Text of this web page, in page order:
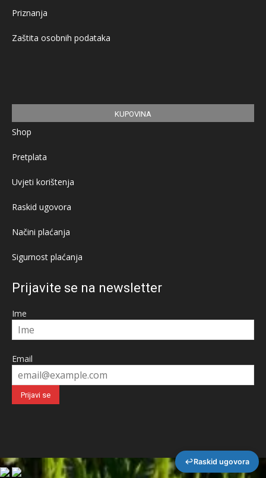
Priznanja
Zaštita osobnih podataka
KUPOVINA
Shop
Pretplata
Uvjeti korištenja
Raskid ugovora
Načini plaćanja
Sigurnost plaćanja
Prijavite se na newsletter
Ime
Email
↩Raskid ugovora